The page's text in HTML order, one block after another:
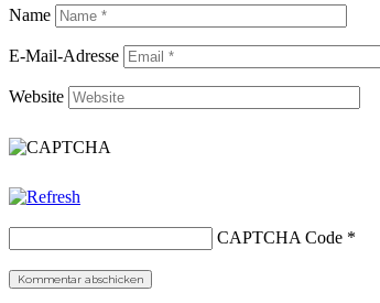
Name
E-Mail-Adresse
Website
CAPTCHA Code *